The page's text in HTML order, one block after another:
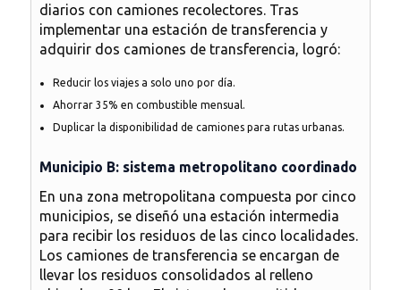
diarios con camiones recolectores. Tras
implementar una estación de transferencia y
adquirir dos camiones de transferencia , logró:
Reducir los viajes a solo uno por día.
Ahorrar 35% en combustible mensual.
Duplicar la disponibilidad de camiones para rutas urbanas.
Municipio B: sistema metropolitano coordinado
En una zona metropolitana compuesta por cinco
municipios, se diseñó una estación intermedia
para recibir los residuos de las cinco localidades.
Los camiones de transferencia se encargan de
llevar los residuos consolidados al relleno